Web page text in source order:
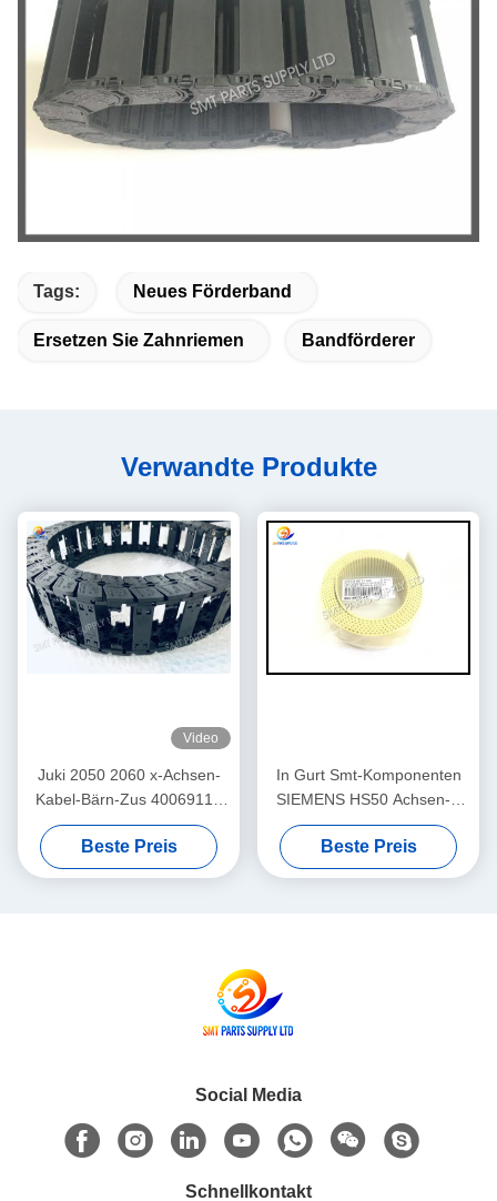
Tags: Neues Förderband
Ersetzen Sie Zahnriemen Bandförderer
Verwandte Produkte
Video
Juki 2050 2060 x-Achsen-
Kabel-Bärn-Zus 40069117
E205572900B
Beste Preis
In Gurt Smt-Komponenten
SIEMENS HS50 Achsen-Y
auf Lager 00318630-03
00318630-02
Beste Preis
Social Media
Schnellkontakt